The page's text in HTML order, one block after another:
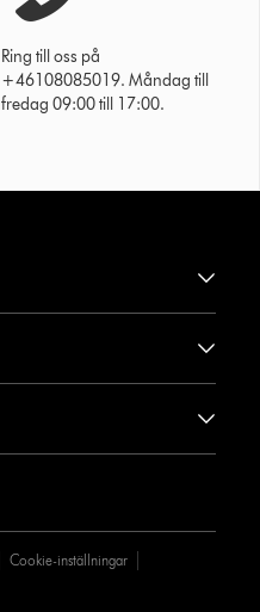
Ring till oss på
+46108085019. Måndag till
fredag 09:00 till 17:00.
Cookie-inställningar